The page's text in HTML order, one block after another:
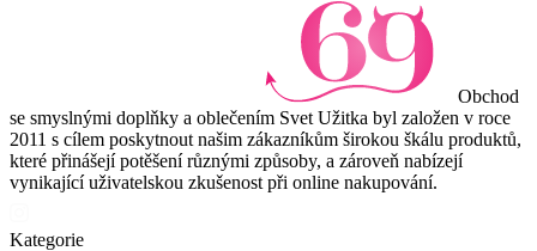
Obchod
se smyslnými doplňky a oblečením Svet Užitka byl založen v roce
2011 s cílem poskytnout našim zákazníkům širokou škálu produktů,
které přinášejí potěšení různými způsoby, a zároveň nabízejí
vynikající uživatelskou zkušenost při online nakupování.
Kategorie